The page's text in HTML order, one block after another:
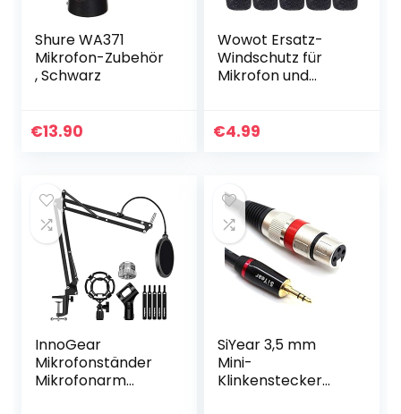
Shure WA371
Mikrofon-Zubehör
, Schwarz
€13.90
Wowot Ersatz-
Windschutz für
Mikrofon und
schwarz, 15 Stück
€4.99
InnoGear
Mikrofonständer
Mikrofonarm
SiYear 3,5 mm
Mini-
Klinkenstecker